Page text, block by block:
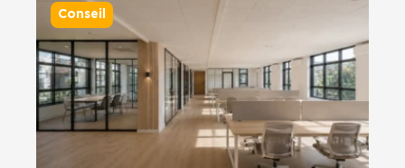
Conseil